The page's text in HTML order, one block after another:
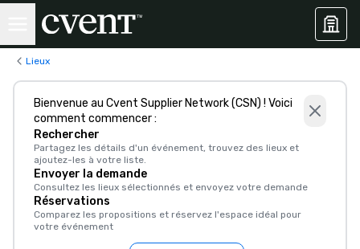
Lieux
Bienvenue au Cvent Supplier Network (CSN) ! Voici
comment commencer :
Rechercher
Partagez les détails d'un événement, trouvez des lieux et
ajoutez-les à votre liste.
Envoyer la demande
Consultez les lieux sélectionnés et envoyez votre demande
Réservations
Comparez les propositions et réservez l'espace idéal pour
votre événement